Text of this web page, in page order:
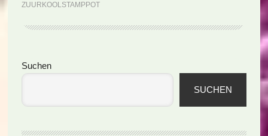
ZUURKOOLSTAMPPOT
Seitenspalte
Suchen
SUCHEN